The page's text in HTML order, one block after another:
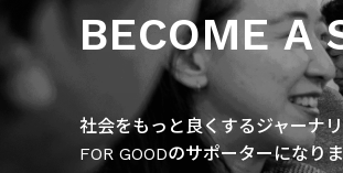
BECOME A
社会をもっと良くするジャーナ
FOR GOODのサポーターになり